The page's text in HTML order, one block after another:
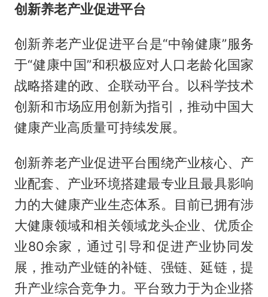
创新养老产业促进平台
创新养老产业促进平台是“中翰健康”服务
于“健康中国”和积极应对人口老龄化国家
战略搭建的政、企联动平台。以科学技术
创新和市场应用创新为指引，推动中国大
健康产业高质量可持续发展。
创新养老产业促进平台围绕产业核心、产
业配套、产业环境搭建最专业且最具影响
力的大健康产业生态体系。目前已拥有涉
大健康领域和相关领域龙头企业、优质企
业80余家，通过引导和促进产业协同发
展，推动产业链的补链、强链、延链，提
升产业综合竞争力。平台致力于为企业搭